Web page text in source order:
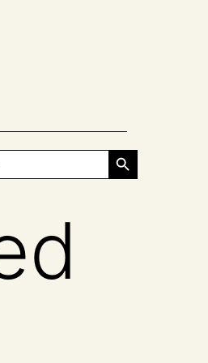
Search Button